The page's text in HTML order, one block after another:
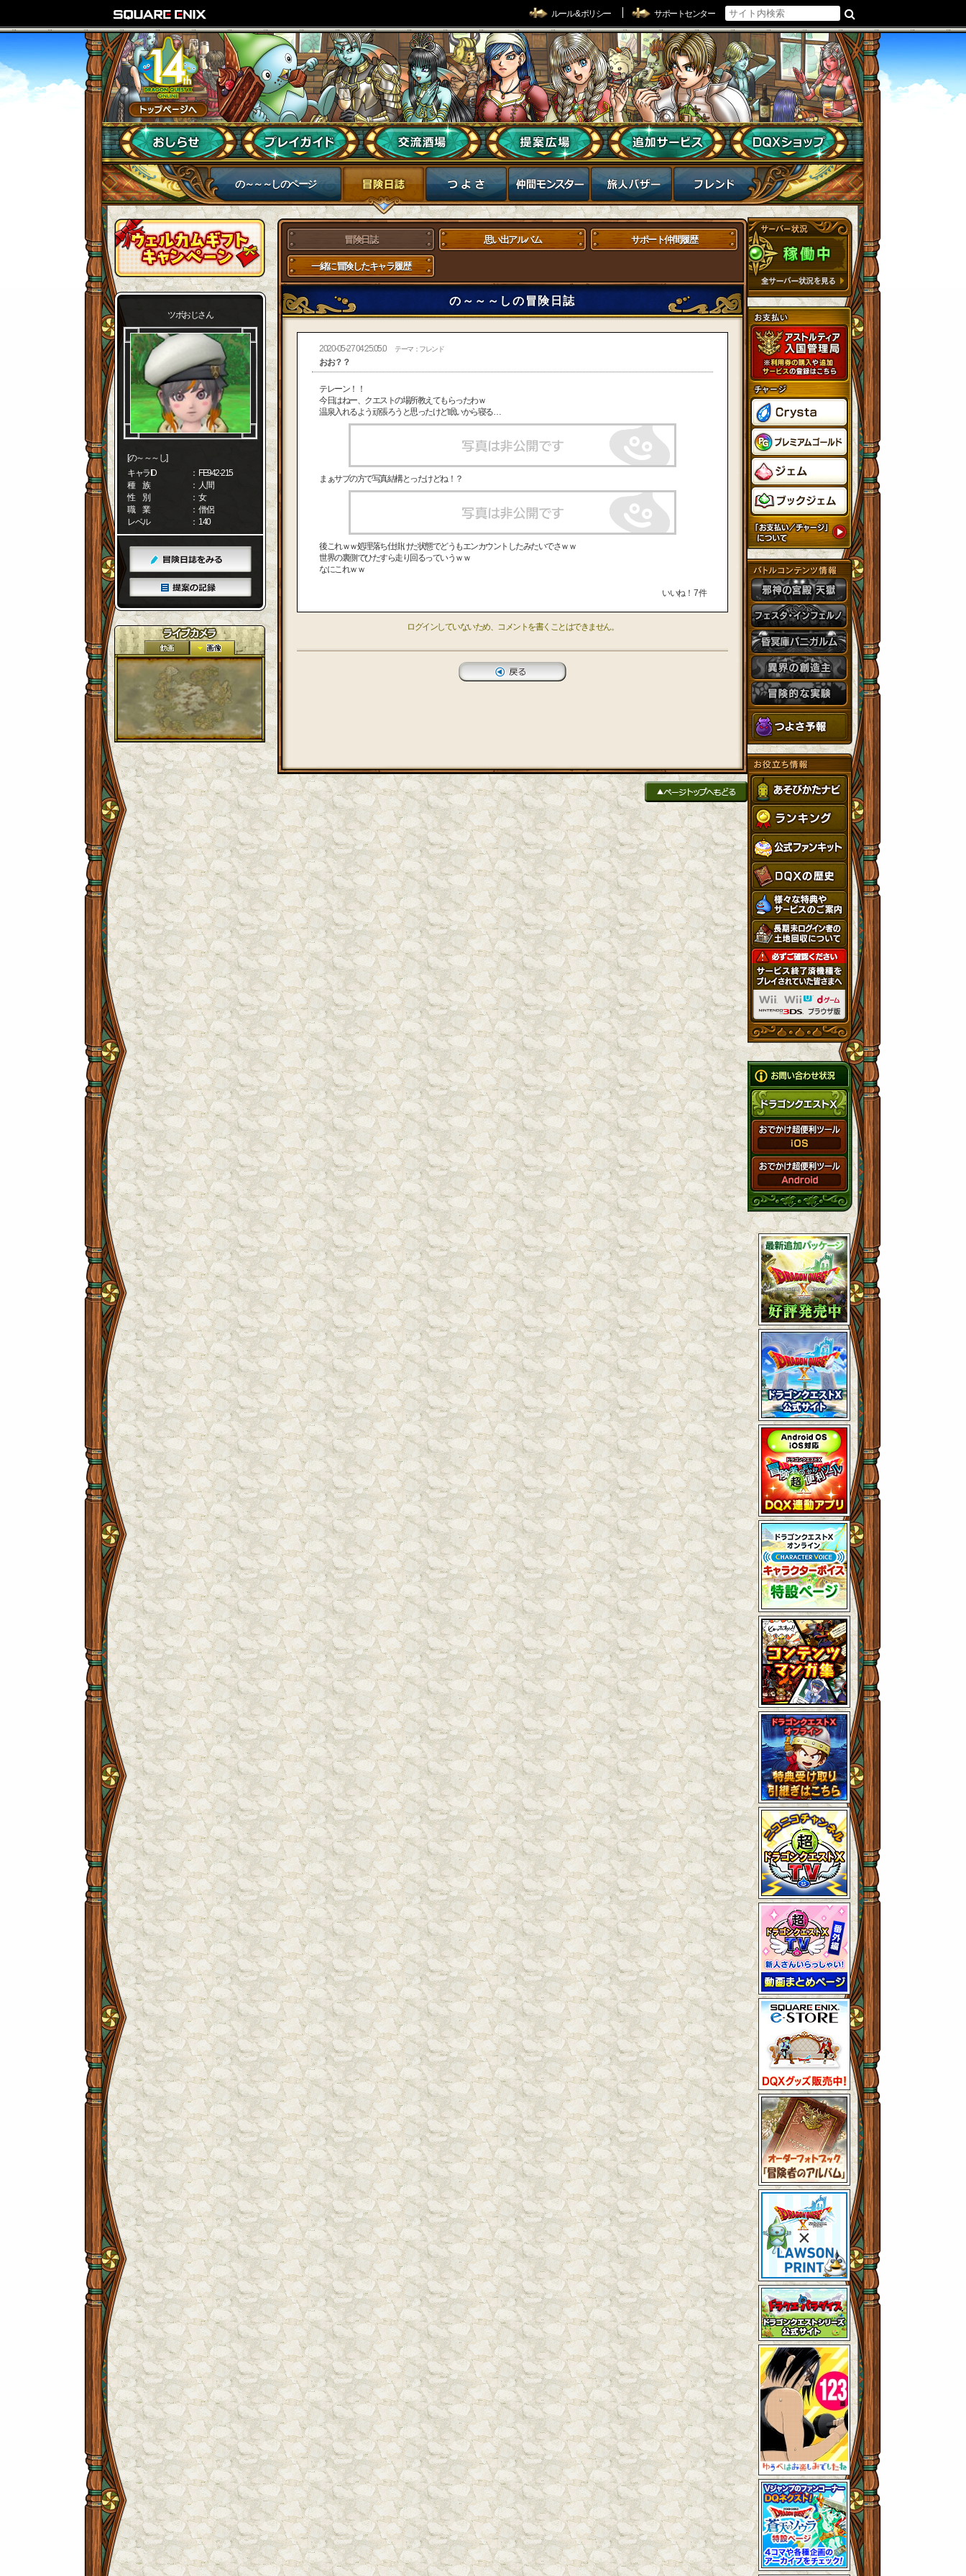
ルール & ポリシー サポートセンター
の～～～しのページ
ツボおじさん
[の～～～し]
キャラID
： FE942-215
種 族
： 人間
性 別
： 女
職 業
： 僧侶
レベル
： 140
冒険日誌 思い出アルバム サポート仲間履歴
一緒に冒険したキャラ履歴
の～～～しの冒険日誌
2020-05-27 04:25:05.0 テーマ：フレンド
おお？？
テレーン！！
今日はねー、クエストの場所教えてもらったわｗ
温泉入れるよう頑張ろうと思ったけど眠いから寝る…
まぁサブの方で写真結構とったけどね！？
後これｗｗ処理落ち仕掛けた状態でどうもエンカウントしたみたいでさｗｗ
世界の裏側でひたすら走り回るっていうｗｗ
なにこれｗｗ
いいね！ 7件
ログインしていないため、コメントを書くことはできません。